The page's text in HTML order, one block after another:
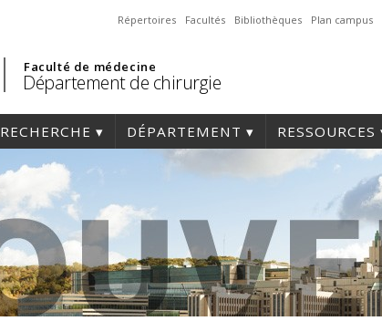
Répertoires Facultés Bibliothèques Plan campus
Faculté de médecine
Département de chirurgie
RECHERCHE DÉPARTEMENT RESSOURCES